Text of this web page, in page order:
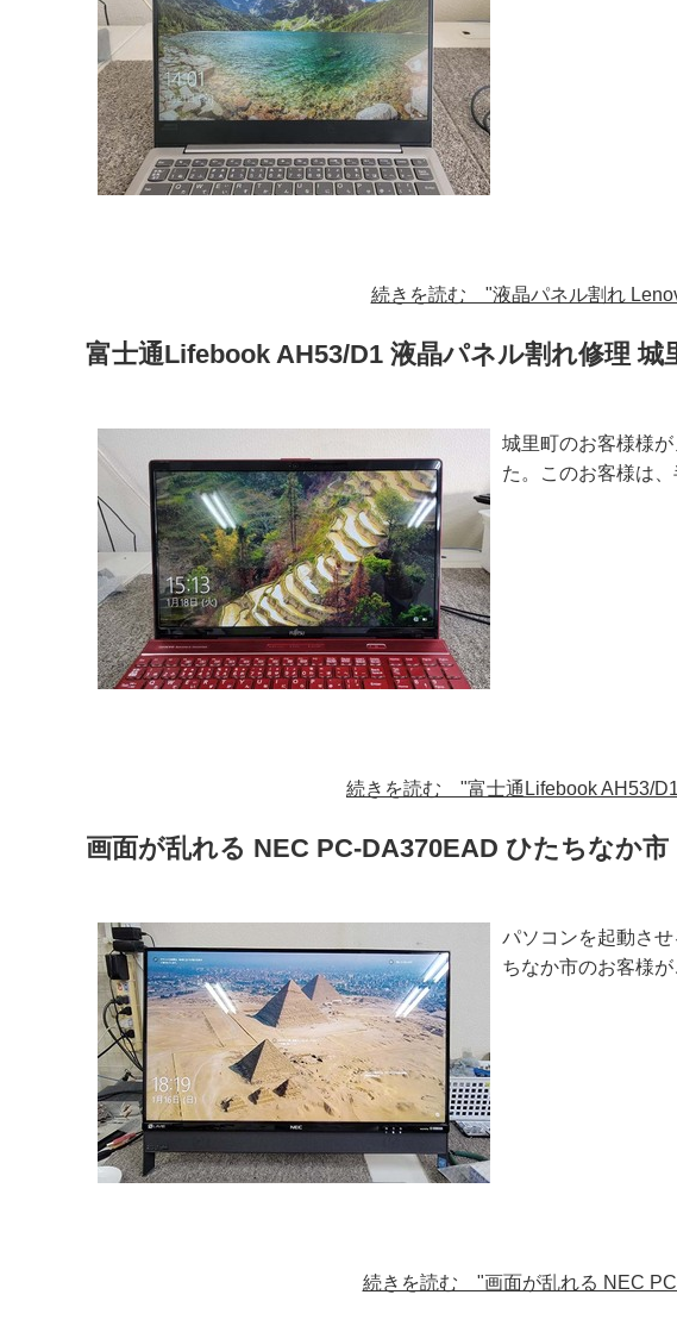
続きを読む "液晶パネル割れ
富士通Lifebook AH53/D1 液晶パネル割れ修理 城
城里町のお客様様
た。このお客様は
続きを読む "富士通Lifebook AH53/
画面が乱れる NEC PC-DA370EAD ひたちなか市
パソコンを起動さ
ちなか市のお客様
続きを読む "画面が乱れる NEC